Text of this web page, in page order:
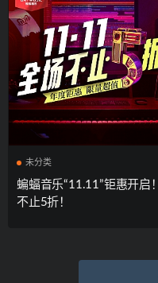
未分类
蝙蝠音乐“11.11”钜惠开启！
不止5折！